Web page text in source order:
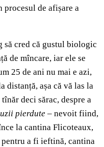
procesul de afișare a
să cred că gustul biologic
de mîncare, iar ele se
25 de ani nu mai e azi,
distanță, așa că vă las la
deci sărac, despre a
pierdute – nevoit fiind,
la cantina Flicoteaux,
a fi ieftină, cantina